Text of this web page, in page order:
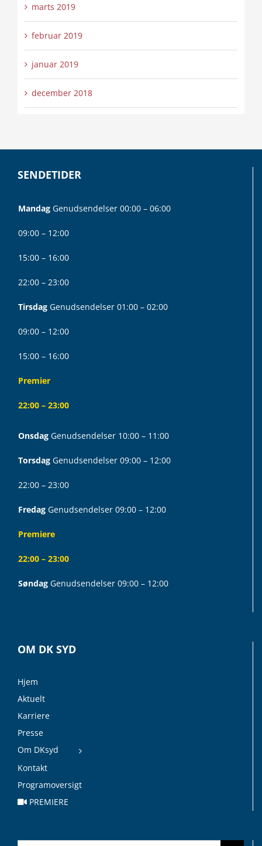
marts 2019
februar 2019
januar 2019
december 2018
SENDETIDER
Mandag Genudsendelser 00:00 – 06:00
09:00 – 12:00
15:00 – 16:00
22:00 – 23:00
Tirsdag Genudsendelser 01:00 – 02:00
09:00 – 12:00
15:00 – 16:00
Premier
22:00 – 23:00
Onsdag Genudsendelser 10:00 – 11:00
Torsdag Genudsendelser 09:00 – 12:00
22:00 – 23:00
Fredag Genudsendelser 09:00 – 12:00
Premiere
22:00 – 23:00
Søndag Genudsendelser 09:00 – 12:00
OM DK SYD
Hjem
Aktuelt
Karriere
Presse
Om DKsyd
Kontakt
Programoversigt
PREMIERE